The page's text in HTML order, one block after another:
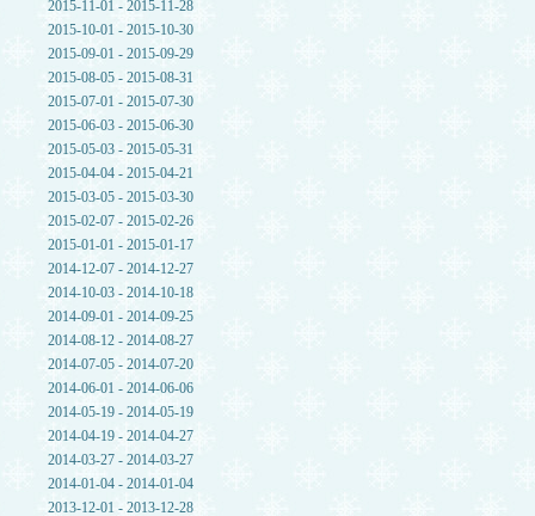
2015-11-01 - 2015-11-28
2015-10-01 - 2015-10-30
2015-09-01 - 2015-09-29
2015-08-05 - 2015-08-31
2015-07-01 - 2015-07-30
2015-06-03 - 2015-06-30
2015-05-03 - 2015-05-31
2015-04-04 - 2015-04-21
2015-03-05 - 2015-03-30
2015-02-07 - 2015-02-26
2015-01-01 - 2015-01-17
2014-12-07 - 2014-12-27
2014-10-03 - 2014-10-18
2014-09-01 - 2014-09-25
2014-08-12 - 2014-08-27
2014-07-05 - 2014-07-20
2014-06-01 - 2014-06-06
2014-05-19 - 2014-05-19
2014-04-19 - 2014-04-27
2014-03-27 - 2014-03-27
2014-01-04 - 2014-01-04
2013-12-01 - 2013-12-28